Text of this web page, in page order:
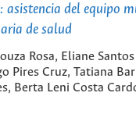
asistencia del equipo
de salud
Rosa, Eliane
Pires Cruz, Tatiana
Berta Leni Costa